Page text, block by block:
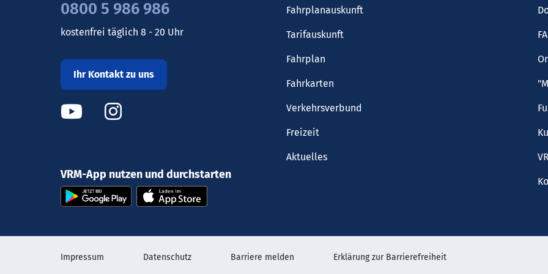
0800 5 986 986
kostenfrei täglich 8 - 20 Uhr
Ihr Kontakt zu uns
VRM-App nutzen und durchstarten
Fahrplanauskunft
Tarifauskunft
Fahrplan
Fahrkarten
Verkehrsverbund
Freizeit
Aktuelles
Impressum Datenschutz Barriere melden Erklärung zur Barrierefreiheit